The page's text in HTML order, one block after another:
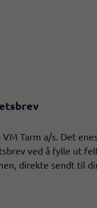
Tarm a/s. Det
ved å fylle ut
direkte sendt til